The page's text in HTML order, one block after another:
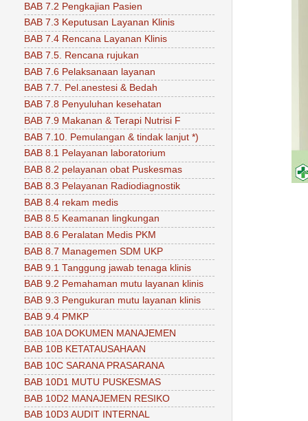
BAB 7.2 Pengkajian Pasien
BAB 7.3 Keputusan Layanan Klinis
BAB 7.4 Rencana Layanan Klinis
BAB 7.5. Rencana rujukan
BAB 7.6 Pelaksanaan layanan
BAB 7.7. Pel.anestesi & Bedah
BAB 7.8 Penyuluhan kesehatan
BAB 7.9 Makanan & Terapi Nutrisi F
BAB 7.10. Pemulangan & tindak lanjut *)
BAB 8.1 Pelayanan laboratorium
BAB 8.2 pelayanan obat Puskesmas
BAB 8.3 Pelayanan Radiodiagnostik
BAB 8.4 rekam medis
BAB 8.5 Keamanan lingkungan
BAB 8.6 Peralatan Medis PKM
BAB 8.7 Managemen SDM UKP
BAB 9.1 Tanggung jawab tenaga klinis
BAB 9.2 Pemahaman mutu layanan klinis
BAB 9.3 Pengukuran mutu layanan klinis
BAB 9.4 PMKP
BAB 10A DOKUMEN MANAJEMEN
BAB 10B KETATAUSAHAAN
BAB 10C SARANA PRASARANA
BAB 10D1 MUTU PUSKESMAS
BAB 10D2 MANAJEMEN RESIKO
BAB 10D3 AUDIT INTERNAL